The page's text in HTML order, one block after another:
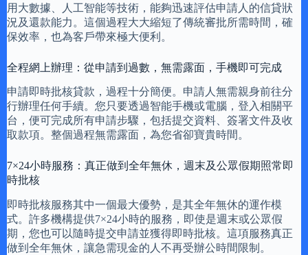
用大數據、人工智能等技術，能夠迅速評估申請人的信貸狀
況及還款能力。這個過程大大縮短了傳統審批所需時間，確
保效率，也為客戶帶來極大便利。
全程網上辦理：從申請到過數，無需露面，手機即可完成
申請即時批核貸款，過程十分簡便。申請人無需親身前往分
行辦理任何手續。您只要透過智能手機或電腦，登入相關平
台，便可完成所有申請步驟，包括提交資料、簽署文件及收
取款項。整個過程無需露面，為您省卻寶貴時間。
7×24小時服務：真正做到全年無休，週末及公眾假期照常即
時批核
即時批核服務其中一個最大優勢，是其全年無休的運作模
式。許多機構提供7×24小時的服務，即使是週末或公眾假
期，您也可以隨時提交申請並獲得即時批核。這項服務真正
做到全年無休，讓急需現金的人不再受辦公時間限制。